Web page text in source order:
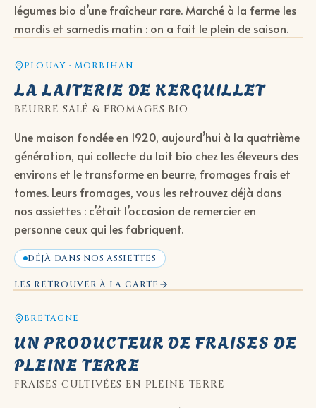
légumes bio d’une fraîcheur rare. Marché à la ferme les
mardis et samedis matin : on a fait le plein de saison.
PLOUAY · MORBIHAN
LA LAITERIE DE KERGUILLET
BEURRE SALÉ & FROMAGES BIO
Une maison fondée en 1920, aujourd’hui à la quatrième
génération, qui collecte du lait bio chez les éleveurs des
environs et le transforme en beurre, fromages frais et
tomes. Leurs fromages, vous les retrouvez déjà dans
nos assiettes : c’était l’occasion de remercier en
personne ceux qui les fabriquent.
DÉJÀ DANS NOS ASSIETTES
LES RETROUVER À LA CARTE
BRETAGNE
UN PRODUCTEUR DE FRAISES DE
PLEINE TERRE
FRAISES CULTIVÉES EN PLEINE TERRE